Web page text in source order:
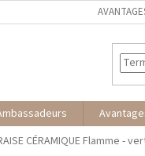
CÉRAMIQUE Flamme -